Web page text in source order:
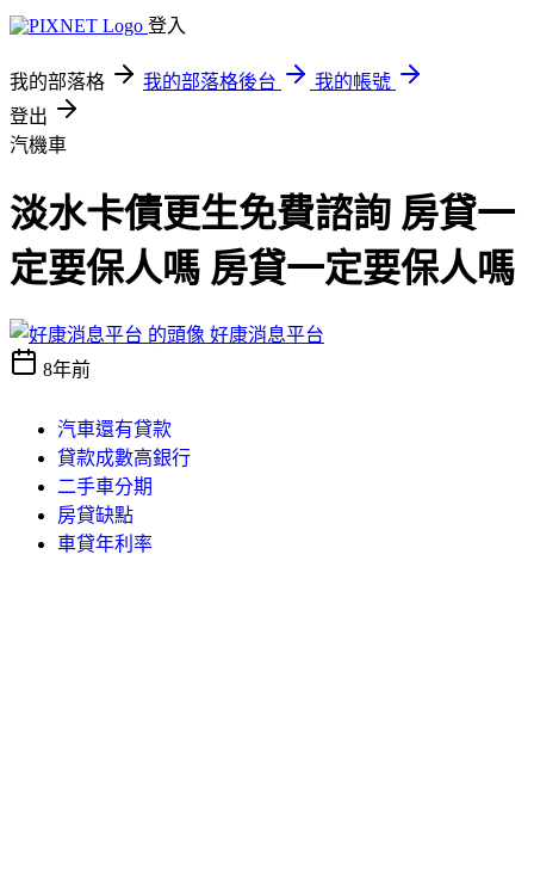
登入
我的部落格 我的部落格後台
我的帳號
登出
汽機車
淡水卡債更生免費諮詢 房貸一
定要保人嗎 房貸一定要保人嗎
好康消息平台
8年前
汽車還有貸款
貸款成數高銀行
二手車分期
房貸缺點
車貸年利率